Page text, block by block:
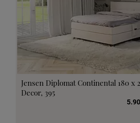
Jensen Diplomat Continental 180 x
Decor, 395